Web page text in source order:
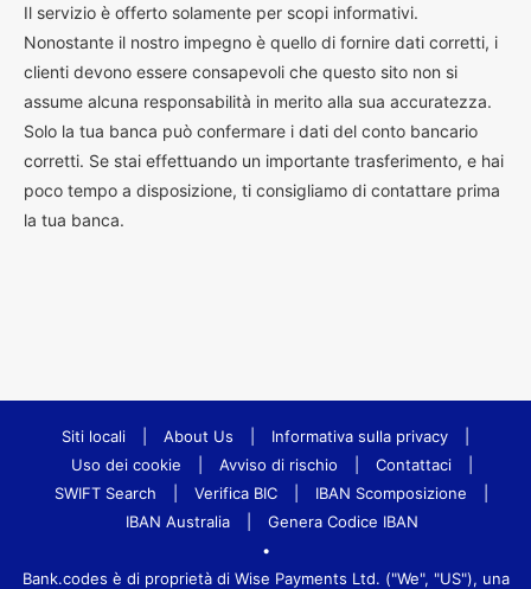
Il servizio è offerto solamente per scopi informativi.
Nonostante il nostro impegno è quello di fornire dati corretti, i
clienti devono essere consapevoli che questo sito non si
assume alcuna responsabilità in merito alla sua accuratezza.
Solo la tua banca può confermare i dati del conto bancario
corretti. Se stai effettuando un importante trasferimento, e hai
poco tempo a disposizione, ti consigliamo di contattare prima
la tua banca.
Siti locali About Us Informativa sulla privacy
Uso dei cookie
Avviso di rischio Contattaci
SWIFT Search
Verifica BIC IBAN Scomposizione
IBAN Australia
Genera Codice IBAN
•
Bank.codes è di proprietà di Wise Payments Ltd. ("We", "US"), una